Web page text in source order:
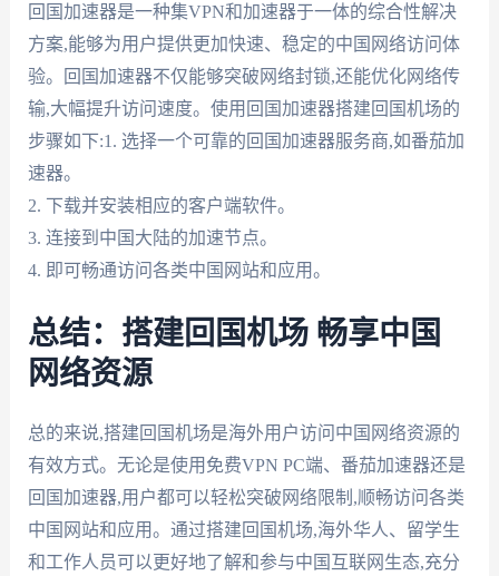
回国加速器是一种集VPN和加速器于一体的综合性解决
方案,能够为用户提供更加快速、稳定的中国网络访问体
验。回国加速器不仅能够突破网络封锁,还能优化网络传
输,大幅提升访问速度。使用回国加速器搭建回国机场的
步骤如下:1. 选择一个可靠的回国加速器服务商,如番茄加
速器。
2. 下载并安装相应的客户端软件。
3. 连接到中国大陆的加速节点。
4. 即可畅通访问各类中国网站和应用。
总结：搭建回国机场 畅享中国
网络资源
总的来说,搭建回国机场是海外用户访问中国网络资源的
有效方式。无论是使用免费VPN PC端、番茄加速器还是
回国加速器,用户都可以轻松突破网络限制,顺畅访问各类
中国网站和应用。通过搭建回国机场,海外华人、留学生
和工作人员可以更好地了解和参与中国互联网生态,充分